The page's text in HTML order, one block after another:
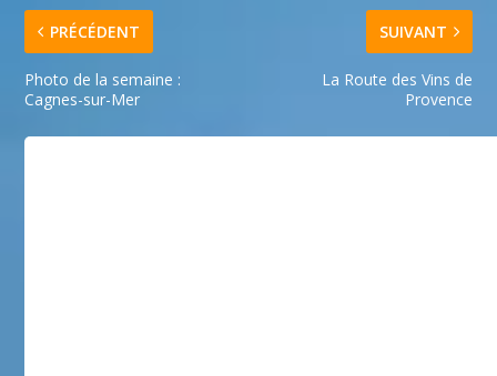
PRÉCÉDENT
Photo de la semaine :
Cagnes-sur-Mer
SUIVANT
La Route des Vins de
Provence